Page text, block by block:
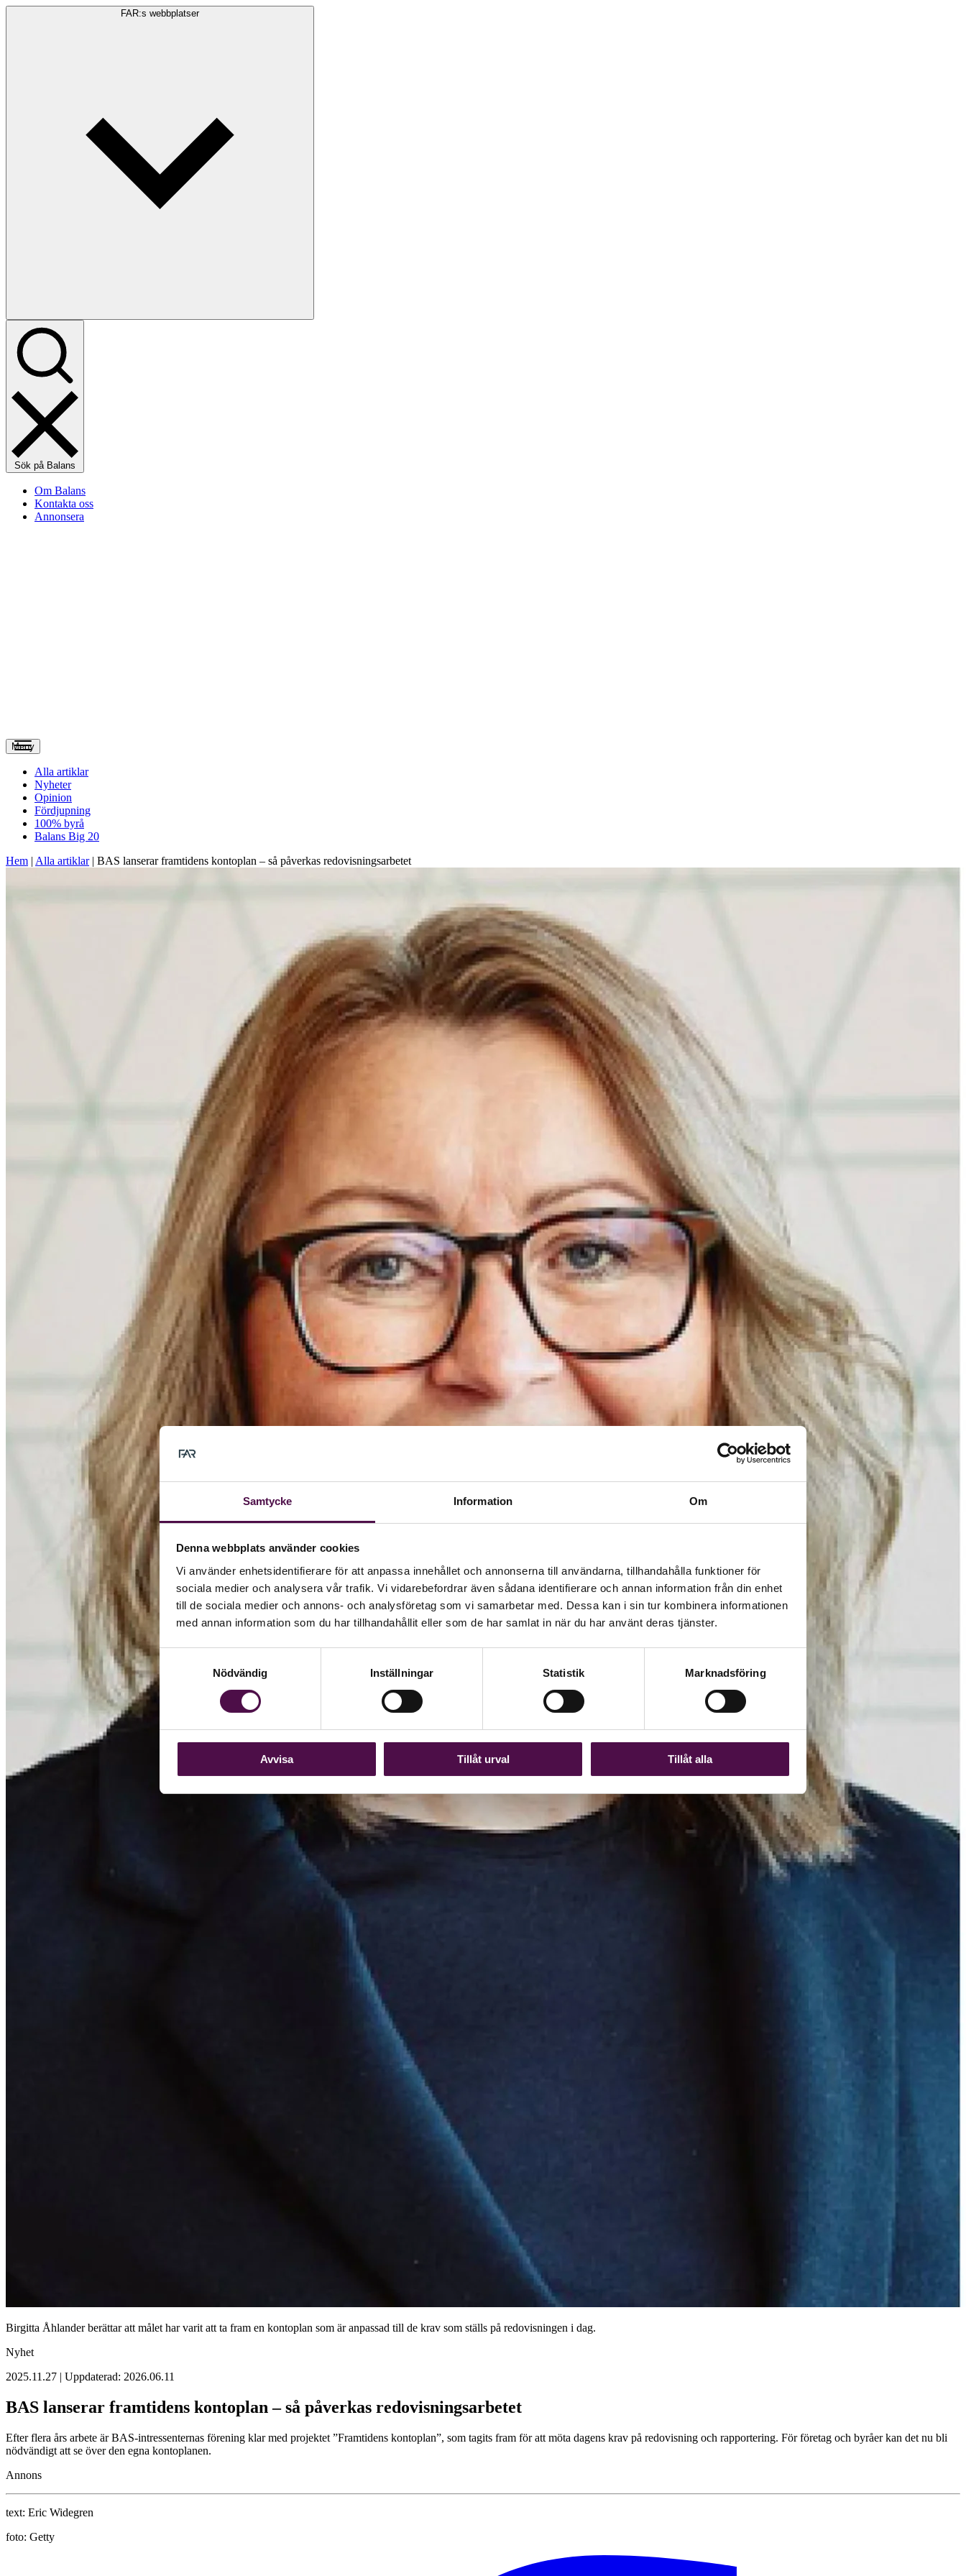
Samtycke Information Om
Denna webbplats använder cookies
Vi använder enhetsidentifierare för att anpassa innehållet och annonserna till användarna, tillhandahålla funktioner för
sociala medier och analysera vår trafik. Vi vidarebefordrar även sådana identifierare och annan information från din enhet
till de sociala medier och annons- och analysföretag som vi samarbetar med. Dessa kan i sin tur kombinera informationen
med annan information som du har tillhandahållit eller som de har samlat in när du har använt deras tjänster.
Samtyckesval
Nödvändig
Inställningar Statistik Marknadsföring
Avvisa Tillåt urval Tillåt alla
FAR:s webbplatser
Sök på Balans
Om Balans
Kontakta oss
Annonsera
Meny
Alla artiklar
Nyheter
Opinion
Fördjupning
100% byrå
Balans Big 20
Hem | Alla artiklar| BAS lanserar framtidens kontoplan – så påverkas redovisningsarbetet
Birgitta Åhlander berättar att målet har varit att ta fram en kontoplan som är anpassad till de krav som ställs på redovisningen i dag.
Nyhet
2025.11.27 | Uppdaterad: 2026.06.11
BAS lanserar framtidens kontoplan – så påverkas redovisningsarbetet
Efter flera års arbete är BAS-intressenternas förening klar med projektet ”Framtidens kontoplan”, som tagits fram för att möta dagens krav på redovisning och rapportering. För företag och byråer kan det nu bli
nödvändigt att se över den egna kontoplanen.
Annons
text: Eric Widegren
foto: Getty